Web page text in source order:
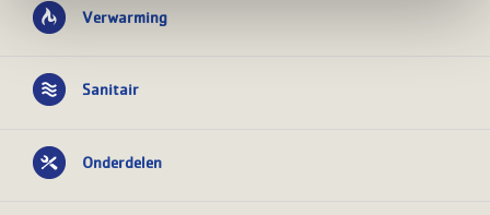
Verwarming
Sanitair
Onderdelen